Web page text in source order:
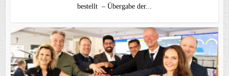
bestellt – Übergabe der...